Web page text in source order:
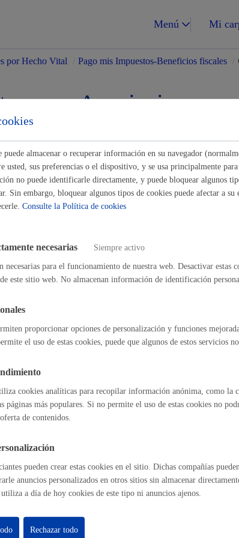
Menú Mi
Impuestos
Espacio
por Hecho Vital Pago mis Impuestos-Beneficios fiscales
para Asociaciones-
y duplicados de recibos
de recibos
índice Volver atrás
Sede
Mapas -
almacenar o recuperar información en su navegador
usted, sus preferencias o el dispositivo, y se usa principalmente
no puede identificarle directamente, y puede bloquear algunos
Sin embargo, bloquear algunos tipos de cookies puede afectar a
Consulte la Política de cookies
necesarias Siempre activo
necesarias para el funcionamiento de nuestra web. Desactivar estas
este sitio web. No almacenan información de identificación
proporcionar opciones de personalización y funciones
el uso de estas cookies, puede que algunos de estos servicios
cookies analíticas para recopilar información anónima, como la
páginas más populares. Si no permite el uso de estas cookies no
de contenidos.
pueden crear estas cookies en el sitio. Dichas compañías
anuncios personalizados en otros sitios sin almacenar
a día de hoy cookies de este tipo ni anuncios ajenos.
Rechazar todo